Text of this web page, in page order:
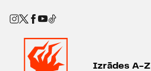
Izrādes A-Z